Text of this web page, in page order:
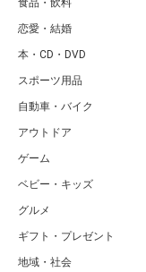
食品・飲料
恋愛・結婚
本・CD・DVD
スポーツ用品
自動車・バイク
アウトドア
ゲーム
ベビー・キッズ
グルメ
ギフト・プレゼント
地域・社会